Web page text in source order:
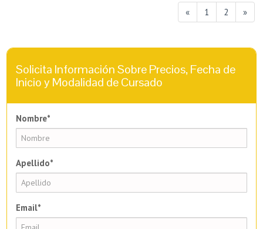
« 1 2 »
Solicita Información Sobre Precios, Fecha de
Inicio y Modalidad de Cursado
Nombre*
Apellido*
Email*